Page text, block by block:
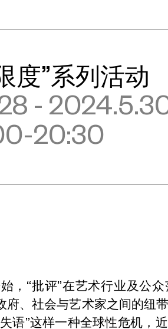
度”系列活动
-
20:30
，“批评”在艺术行业及公
府、社会与艺术家之间的纽
语”这样一种全球性危机，